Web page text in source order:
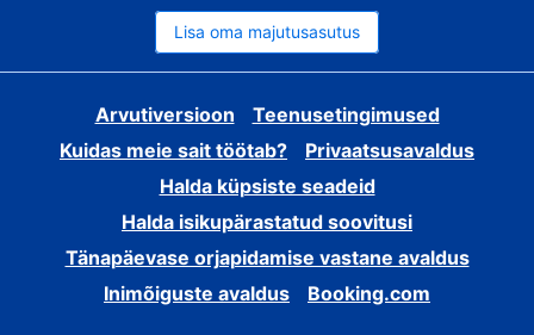
Lisa oma majutusasutus
Arvutiversioon
Teenusetingimused
Kuidas meie sait töötab?
Privaatsusavaldus
Halda küpsiste seadeid
Halda isikupärastatud soovitusi
Tänapäevase orjapidamise vastane avaldus
Inimõiguste avaldus
Booking.com